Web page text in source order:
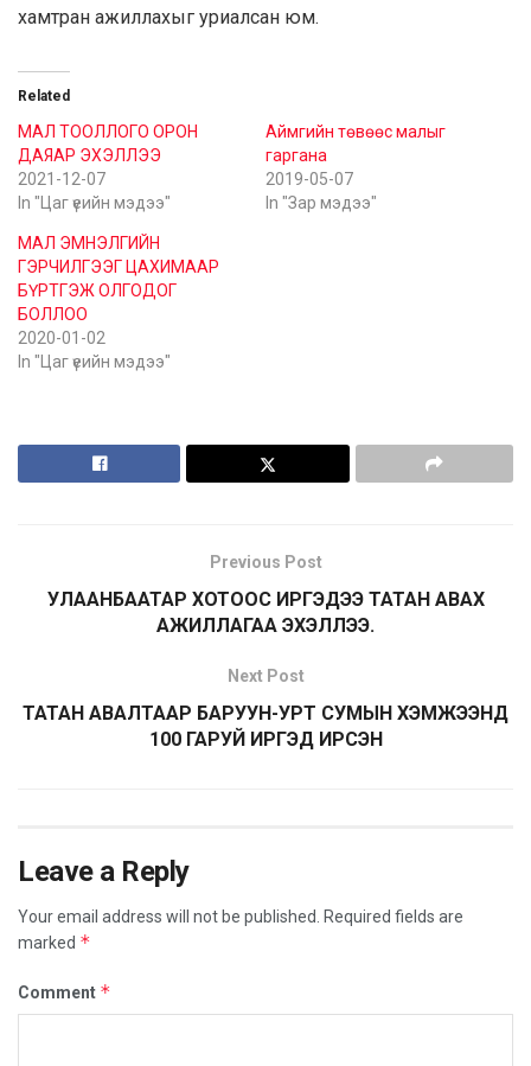
хамтран ажиллахыг уриалсан юм.
Related
МАЛ ТООЛЛОГО ОРОН
ДАЯАР ЭХЭЛЛЭЭ
2021-12-07
In "Цаг үеийн мэдээ"
Аймгийн төвөөс малыг
гаргана
2019-05-07
In "Зар мэдээ"
МАЛ ЭМНЭЛГИЙН
ГЭРЧИЛГЭЭГ ЦАХИМААР
БҮРТГЭЖ ОЛГОДОГ
БОЛЛОО
2020-01-02
In "Цаг үеийн мэдээ"
Previous Post
УЛААНБААТАР ХОТООС ИРГЭДЭЭ ТАТАН АВАХ
АЖИЛЛАГАА ЭХЭЛЛЭЭ.
Next Post
ТАТАН АВАЛТААР БАРУУН-УРТ СУМЫН ХЭМЖЭЭНД
100 ГАРУЙ ИРГЭД ИРСЭН
Leave a Reply
Your email address will not be published.
Required fields are
marked *
Comment *